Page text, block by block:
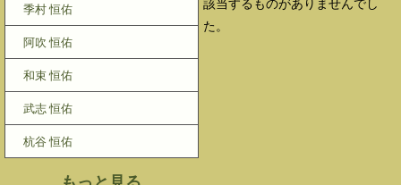
季村 恒佑
阿吹 恒佑
和束 恒佑
武志 恒佑
杭谷 恒佑
た。